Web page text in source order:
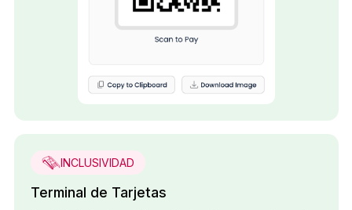
INCLUSIVIDAD
Terminal de Tarjetas